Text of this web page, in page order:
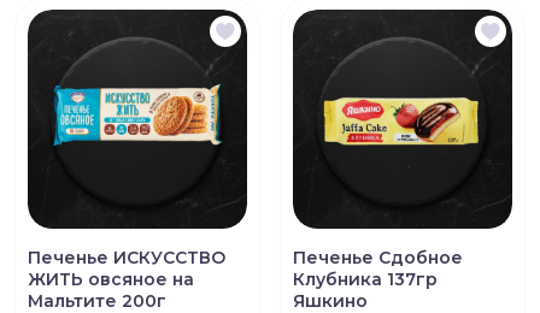
Печенье ИСКУССТВО
ЖИТЬ овсяное на
Мальтите 200г
Печенье Сдобное
Клубника 137гр
Яшкино